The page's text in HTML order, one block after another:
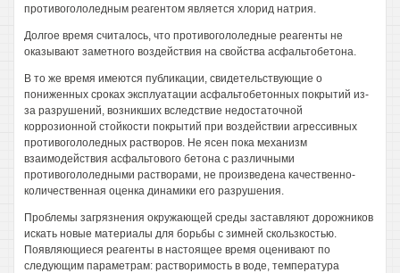
противогололедным реагентом является хлорид натрия.
Долгое время считалось, что противогололедные реагенты не
оказывают заметного воздействия на свойства асфальтобетона.
В то же время имеются публикации, свидетельствующие о
пониженных сроках эксплуатации асфальтобетонных покрытий из-
за разрушений, возникших вследствие недостаточной
коррозионной стойкости покрытий при воздействии агрессивных
противогололедных растворов. Не ясен пока механизм
взаимодействия асфальтового бетона с различными
противогололедными растворами, не произведена качественно-
количественная оценка динамики его разрушения.
Проблемы загрязнения окружающей среды заставляют дорожников
искать новые материалы для борьбы с зимней скользкостью.
Появляющиеся реагенты в настоящее время оценивают по
следующим параметрам: растворимость в воде, температура